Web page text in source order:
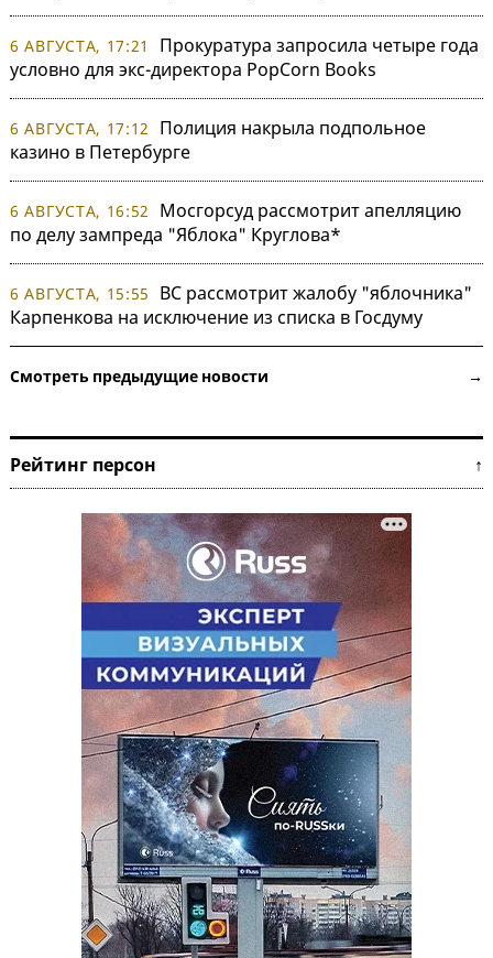
6 АВГУСТА, 17:21
Прокуратура запросила четыре года
условно для экс-директора PopCorn Books
6 АВГУСТА, 17:12
Полиция накрыла подпольное
казино в Петербурге
6 АВГУСТА, 16:52
Мосгорсуд рассмотрит апелляцию
по делу зампреда "Яблока" Круглова*
6 АВГУСТА, 15:55
ВС рассмотрит жалобу "яблочника"
Карпенкова на исключение из списка в Госдуму
Смотреть предыдущие новости →
Рейтинг персон ↑